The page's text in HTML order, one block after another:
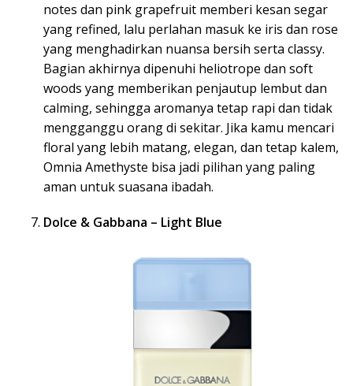
notes dan pink grapefruit memberi kesan segar
yang refined, lalu perlahan masuk ke iris dan rose
yang menghadirkan nuansa bersih serta classy.
Bagian akhirnya dipenuhi heliotrope dan soft
woods yang memberikan penjautup lembut dan
calming, sehingga aromanya tetap rapi dan tidak
mengganggu orang di sekitar. Jika kamu mencari
floral yang lebih matang, elegan, dan tetap kalem,
Omnia Amethyste bisa jadi pilihan yang paling
aman untuk suasana ibadah.
Dolce & Gabbana – Light Blue